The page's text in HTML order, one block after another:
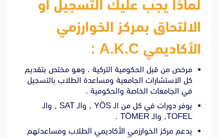
لماذا يجب عليك التسجيل أو
الالتحاق بمركز الخوارزمي
الأكاديمي A.K.C :
مرخص من قبل الحكومية التركية . وهو مختص بتقديم
كل الاستشارات الجامعية ومساعدة الطلاب بالتسجيل
في الجامعات الخاصة والحكومية .
يوفر دورات في كل من الـ YÖS , والـ SAT , والـ
TOFEL, والـ
TÖMER
.
يدعم مركز الخوارزمي الأكاديمي الطلاب ومساعدتهم